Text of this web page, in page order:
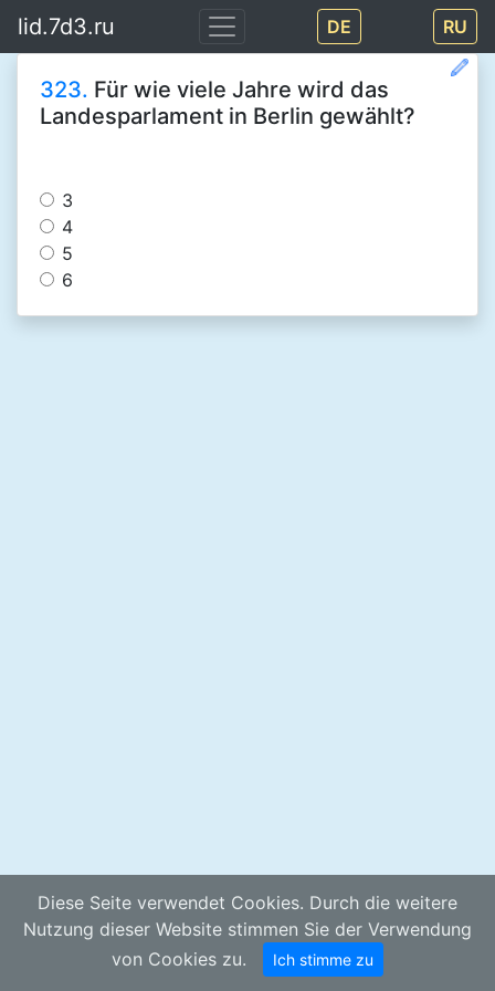
lid.7d3.ru DE RU
323. Für wie viele Jahre wird das
Landesparlament in Berlin gewählt?
3
4
5
6
Diese Seite verwendet Cookies. Durch die weitere
Nutzung dieser Website stimmen Sie der Verwendung
von Cookies zu.
Ich stimme zu